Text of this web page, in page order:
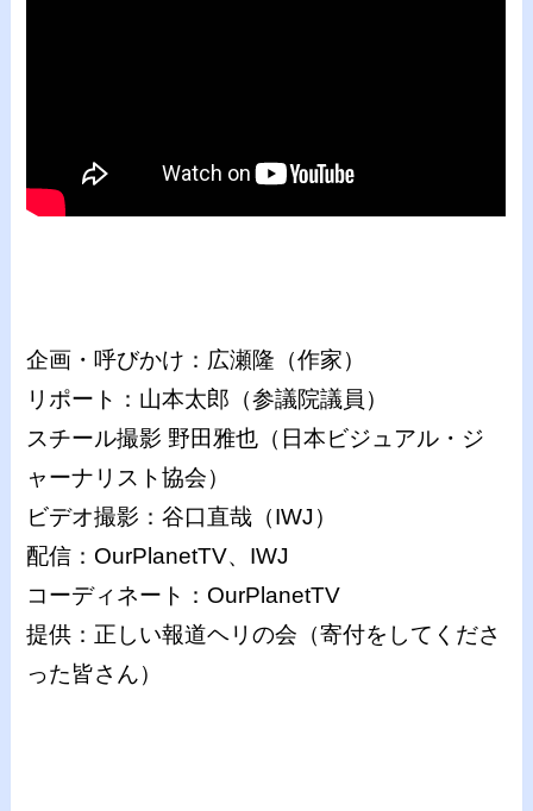
企画・呼びかけ：広瀬隆（作家）
リポート：山本太郎（参議院議員）
スチール撮影 野田雅也（日本ビジュアル・ジ
ャーナリスト協会）
ビデオ撮影：谷口直哉（IWJ）
配信：OurPlanetTV、IWJ
コーディネート：OurPlanetTV
提供：正しい報道ヘリの会（寄付をしてくださ
った皆さん）